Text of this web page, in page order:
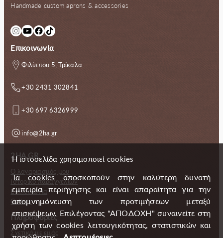
Handmade custom aprons & accessories
InstagramYouTube Facebook TikTok
Επικοινωνία
Φιλίππου 5, Τρίκαλα
+30 2431 302841
+30 697 6326999
info@2ha.gr
2HA.GR
Ο λογαριασμός μου
Ιστορικό παραγγελιών
Επικοινωνία
Gallery
Πληροφορίες
Σχετικά με εμάς
Η ιστοσελίδα χρησιμοποιεί cookies
Τα cookies αποσκοπούν στην καλύτερη δυνατή
εμπειρία περιήγησης και είναι απαραίτητα για την
απομνημόνευση των προτιμήσεων μεταξύ
επισκέψεων. Επιλέγοντας "ΑΠΟΔΟΧΗ" συναινείτε στη
χρήση των cookies λειτουγικότητας, στατιστικών και